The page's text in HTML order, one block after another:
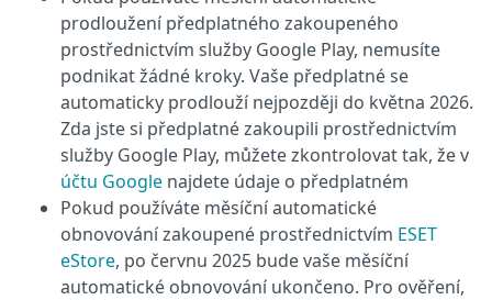
prodloužení předplatného zakoupeného
prostřednictvím služby Google Play, nemusíte
podnikat žádné kroky. Vaše předplatné se
automaticky prodlouží nejpozději do května 2026.
Zda jste si předplatné zakoupili prostřednictvím
služby Google Play, můžete zkontrolovat tak, že v
účtu Google najdete údaje o předplatném
Pokud používáte měsíční automatické
obnovování zakoupené prostřednictvím ESET
eStore, po červnu 2025 bude vaše měsíční
automatické obnovování ukončeno. Pro ověření,